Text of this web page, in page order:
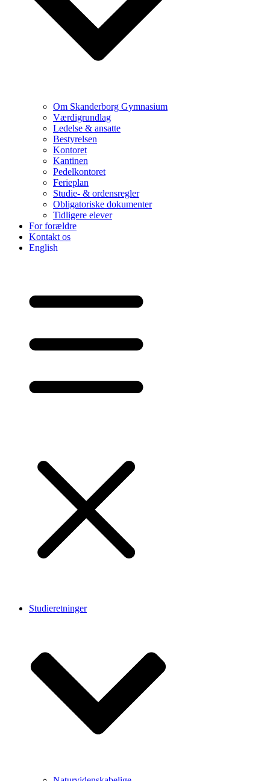
Om Skanderborg Gymnasium
Værdigrundlag
Ledelse & ansatte
Bestyrelsen
Kontoret
Kantinen
Pedelkontoret
Ferieplan
Studie- & ordensregler
Obligatoriske dokumenter
Tidligere elever
For forældre
Kontakt os
English
Studieretninger